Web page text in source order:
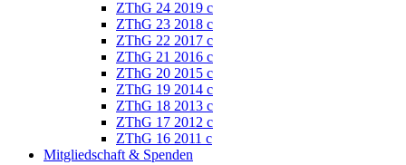
ZThG 24 2019 c
ZThG 23 2018 c
ZThG 22 2017 c
ZThG 21 2016 c
ZThG 20 2015 c
ZThG 19 2014 c
ZThG 18 2013 c
ZThG 17 2012 c
ZThG 16 2011 c
Mitgliedschaft & Spenden